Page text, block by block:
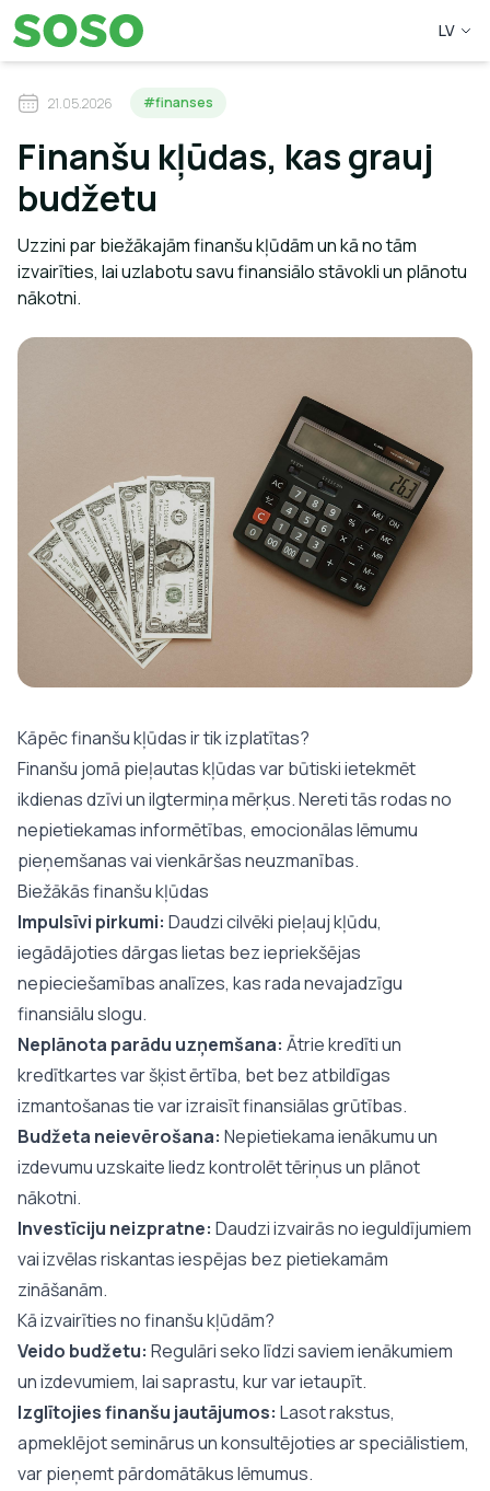
LV
21.05.2026 #finanses
Finanšu kļūdas, kas grauj
budžetu
Uzzini par biežākajām finanšu kļūdām un kā no tām
izvairīties, lai uzlabotu savu finansiālo stāvokli un plānotu
nākotni.
Kāpēc finanšu kļūdas ir tik izplatītas?
Finanšu jomā pieļautas kļūdas var būtiski ietekmēt
ikdienas dzīvi un ilgtermiņa mērķus. Nereti tās rodas no
nepietiekamas informētības, emocionālas lēmumu
pieņemšanas vai vienkāršas neuzmanības.
Biežākās finanšu kļūdas
Impulsīvi pirkumi: Daudzi cilvēki pieļauj kļūdu,
iegādājoties dārgas lietas bez iepriekšējas
nepieciešamības analīzes, kas rada nevajadzīgu
finansiālu slogu.
Neplānota parādu uzņemšana: Ātrie kredīti un
kredītkartes var šķist ērtība, bet bez atbildīgas
izmantošanas tie var izraisīt finansiālas grūtības.
Budžeta neievērošana: Nepietiekama ienākumu un
izdevumu uzskaite liedz kontrolēt tēriņus un plānot
nākotni.
Investīciju neizpratne: Daudzi izvairās no ieguldījumiem
vai izvēlas riskantas iespējas bez pietiekamām
zināšanām.
Kā izvairīties no finanšu kļūdām?
Veido budžetu: Regulāri seko līdzi saviem ienākumiem
un izdevumiem, lai saprastu, kur var ietaupīt.
Izglītojies finanšu jautājumos: Lasot rakstus,
apmeklējot seminārus un konsultējoties ar speciālistiem,
var pieņemt pārdomātākus lēmumus.